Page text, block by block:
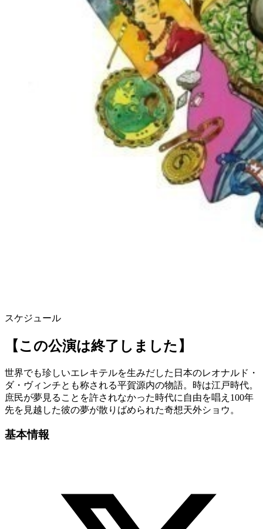
スケジュール
【この公演は終了しました】
世界でも珍しいエレキテルを生みだした日本のレオナルド・
ダ・ヴィンチとも称される平賀源内の物語。時は江戸時代。
庶民が夢見ることを許されなかった時代に自由を唱え100年
先を見越した彼の夢が散りばめられた奇想天外ショウ。
基本情報